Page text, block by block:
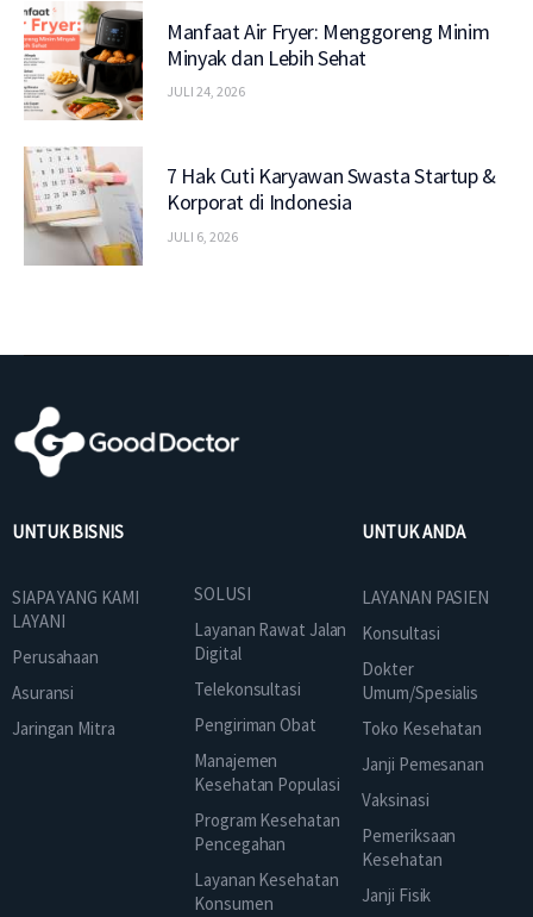
Manfaat Air Fryer: Menggoreng Minim
Minyak dan Lebih Sehat
JULI 24, 2026
7 Hak Cuti Karyawan Swasta Startup &
Korporat di Indonesia
JULI 6, 2026
UNTUK BISNIS
SIAPA YANG KAMI
LAYANI
Perusahaan
Asuransi
Jaringan Mitra
SOLUSI
Layanan Rawat Jalan
Digital
Telekonsultasi
Pengiriman Obat
Manajemen
Kesehatan Populasi
Program Kesehatan
Pencegahan
Layanan Kesehatan
Konsumen
UNTUK ANDA
LAYANAN PASIEN
Konsultasi
Dokter
Umum/Spesialis
Toko Kesehatan
Janji Pemesanan
Vaksinasi
Pemeriksaan
Kesehatan
Janji Fisik